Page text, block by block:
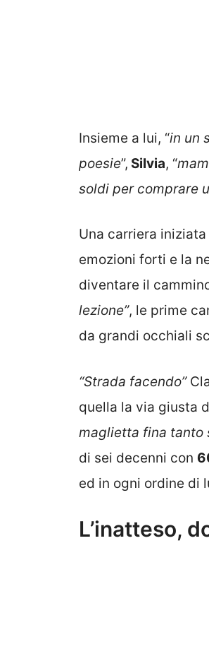
Insieme a lui, “in un
poesie”, Silvia, “
soldi per comprare
Una carriera
emozioni forti e la
diventare il
lezione”, le prime
da grandi occhiali
“Strada facendo”
quella la via giusta
maglietta fina tanto
di sei decenni con
ed in ogni ordine di
L’inatteso,